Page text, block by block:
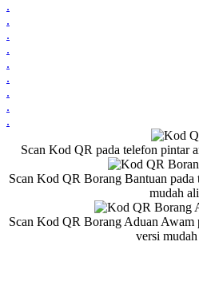
.
.
.
.
.
.
.
.
.
Scan Kod QR pada telefon pintar
Scan Kod QR Borang Bantuan
mudah
Scan Kod QR Borang Aduan Awam
versi